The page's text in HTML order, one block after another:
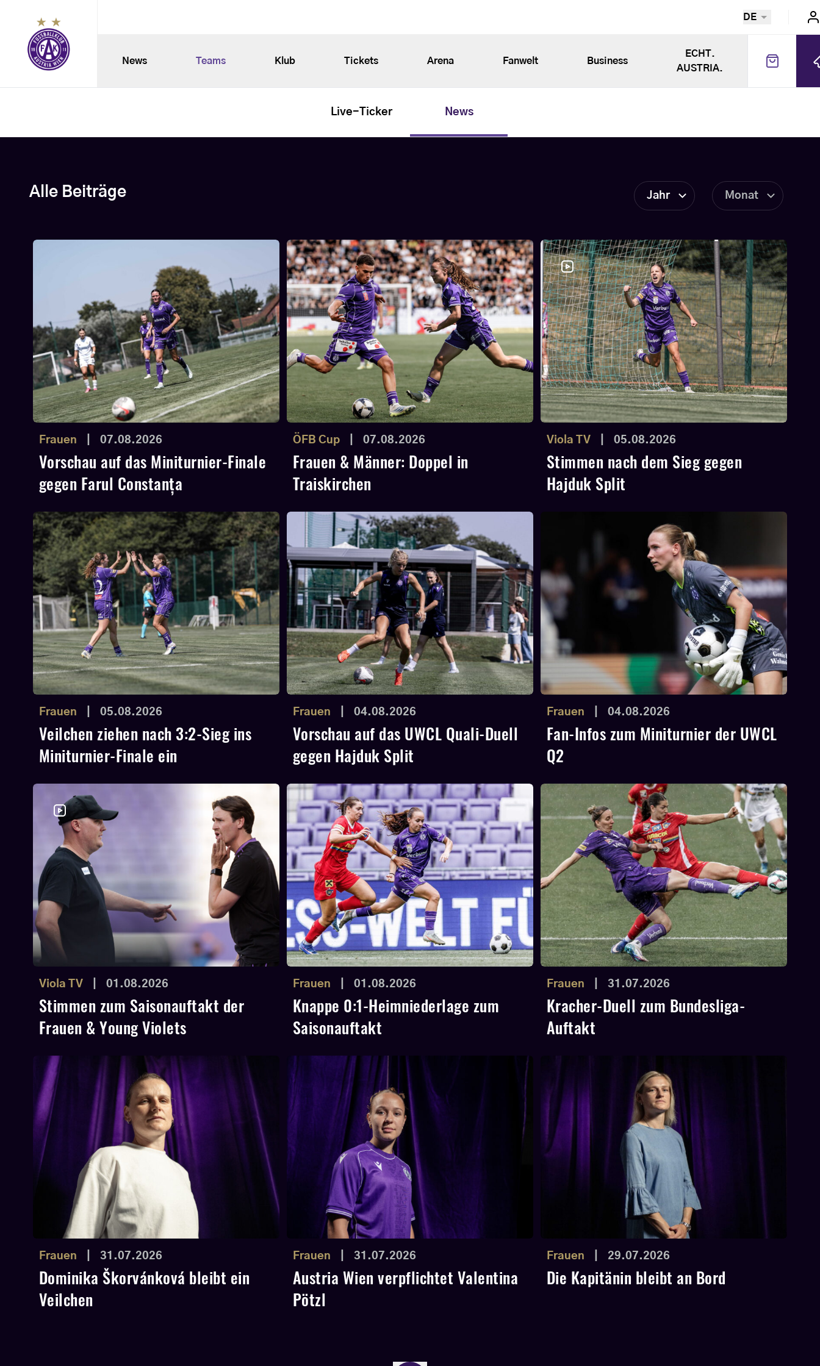
News Teams Klub Tickets Arena Fanwelt Business
ECHT.
AUSTRIA.
DE
Live-Ticker News
Alle Beiträge Jahr Monat
Frauen 07.08.2026
Vorschau auf das Miniturnier-Finale
gegen Farul Constanța
ÖFB Cup 07.08.2026
Frauen & Männer: Doppel in
Traiskirchen
Viola TV 05.08.2026
Stimmen nach dem Sieg gegen
Hajduk Split
Frauen 05.08.2026
Veilchen ziehen nach 3:2-Sieg ins
Miniturnier-Finale ein
Frauen 04.08.2026
Vorschau auf das UWCL Quali-Duell
gegen Hajduk Split
Frauen 04.08.2026
Fan-Infos zum Miniturnier der UWCL
Q2
Viola TV 01.08.2026
Stimmen zum Saisonauftakt der
Frauen & Young Violets
Frauen 01.08.2026
Knappe 0:1-Heimniederlage zum
Saisonauftakt
Frauen 31.07.2026
Kracher-Duell zum Bundesliga-
Auftakt
Frauen 31.07.2026
Dominika Škorvánková bleibt ein
Veilchen
Frauen 31.07.2026
Austria Wien verpflichtet Valentina
Pötzl
Frauen 29.07.2026
Die Kapitänin bleibt an Bord